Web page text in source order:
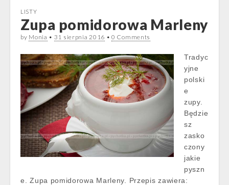
LISTY
Zupa pomidorowa Marleny
by Monia • 31 sierpnia 2016 •0 Comments
Tradyc
yjne
polski
e
zupy.
Będzie
sz
zasko
czony
jakie
pyszn
e. Zupa pomidorowa Marleny. Przepis zawiera: